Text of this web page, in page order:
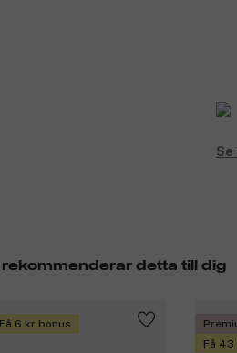
rekommenderar detta till dig
Få 6 kr bonus
Få 43